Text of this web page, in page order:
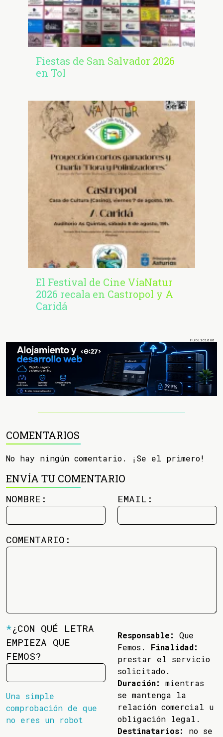
Fiestas de San Salvador 2026
en Tol
El Festival de Cine VíaNatur
2026 recala en Castropol y A
Caridá
COMENTARIOS
No hay ningún comentario. ¡Se el primero!
ENVÍA TU COMENTARIO
NOMBRE: EMAIL:
COMENTARIO:
*¿CON QUÉ LETRA
EMPIEZA QUE
FEMOS?
Una simple
comprobación de que
no eres un robot
Responsable:
Que
Femos. Finalidad:
prestar el servicio
solicitado.
Duración:
mientras
se mantenga la
relación comercial u
obligación legal.
Destinatarios:
no se